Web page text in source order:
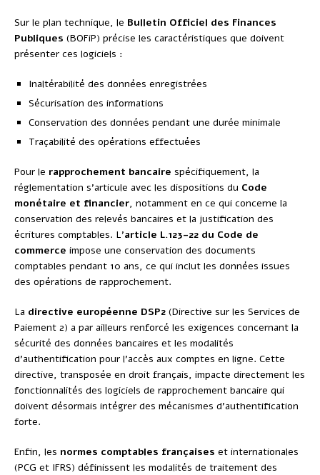
Sur le plan technique, le Bulletin Officiel des Finances
Publiques (BOFiP) précise les caractéristiques que doivent
présenter ces logiciels :
Inaltérabilité des données enregistrées
Sécurisation des informations
Conservation des données pendant une durée minimale
Traçabilité des opérations effectuées
Pour le rapprochement bancaire spécifiquement, la
réglementation s’articule avec les dispositions du Code
monétaire et financier, notamment en ce qui concerne la
conservation des relevés bancaires et la justification des
écritures comptables. L’article L.123-22 du Code de
commerce impose une conservation des documents
comptables pendant 10 ans, ce qui inclut les données issues
des opérations de rapprochement.
La directive européenne DSP2 (Directive sur les Services de
Paiement 2) a par ailleurs renforcé les exigences concernant la
sécurité des données bancaires et les modalités
d’authentification pour l’accès aux comptes en ligne. Cette
directive, transposée en droit français, impacte directement les
fonctionnalités des logiciels de rapprochement bancaire qui
doivent désormais intégrer des mécanismes d’authentification
forte.
Enfin, les normes comptables françaises et internationales
(PCG et IFRS) définissent les modalités de traitement des